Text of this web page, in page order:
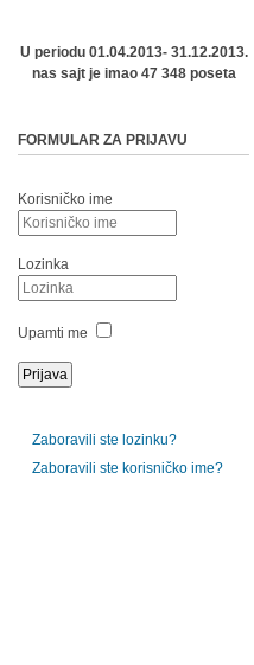
U periodu 01.04.2013- 31.12.2013.
nas sajt je imao 47 348 poseta
FORMULAR ZA PRIJAVU
Korisničko ime
Lozinka
Upamti me
Zaboravili ste lozinku?
Zaboravili ste korisničko ime?